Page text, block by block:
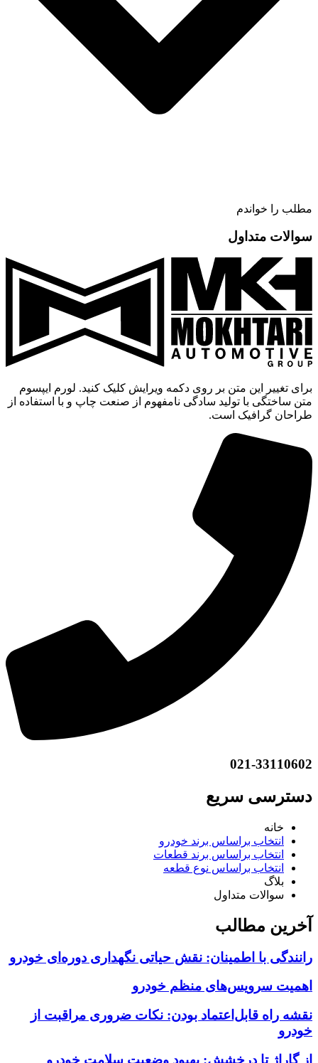
مطلب را خواندم
سوالات متداول
برای تغییر این متن بر روی دکمه ویرایش کلیک کنید. لورم ایپسوم
متن ساختگی با تولید سادگی نامفهوم از صنعت چاپ و با استفاده از
طراحان گرافیک است.
021-33110602
دسترسی سریع
خانه
انتخاب براساس برند خودرو
انتخاب براساس برند قطعات
انتخاب براساس نوع قطعه
بلاگ
سوالات متداول
آخرین مطالب
رانندگی با اطمینان: نقش حیاتی نگهداری دوره‌ای خودرو
اهمیت سرویس‌های منظم خودرو
نقشه راه قابل‌اعتماد بودن: نکات ضروری مراقبت از
خودرو
از گاراژ تا درخشش: بهبود وضعیت سلامت خودرو